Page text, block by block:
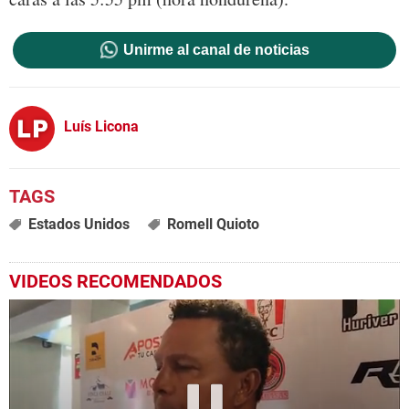
Unirme al canal de noticias
Luís Licona
Estados Unidos Romell Quioto
VIDEOS RECOMENDADOS